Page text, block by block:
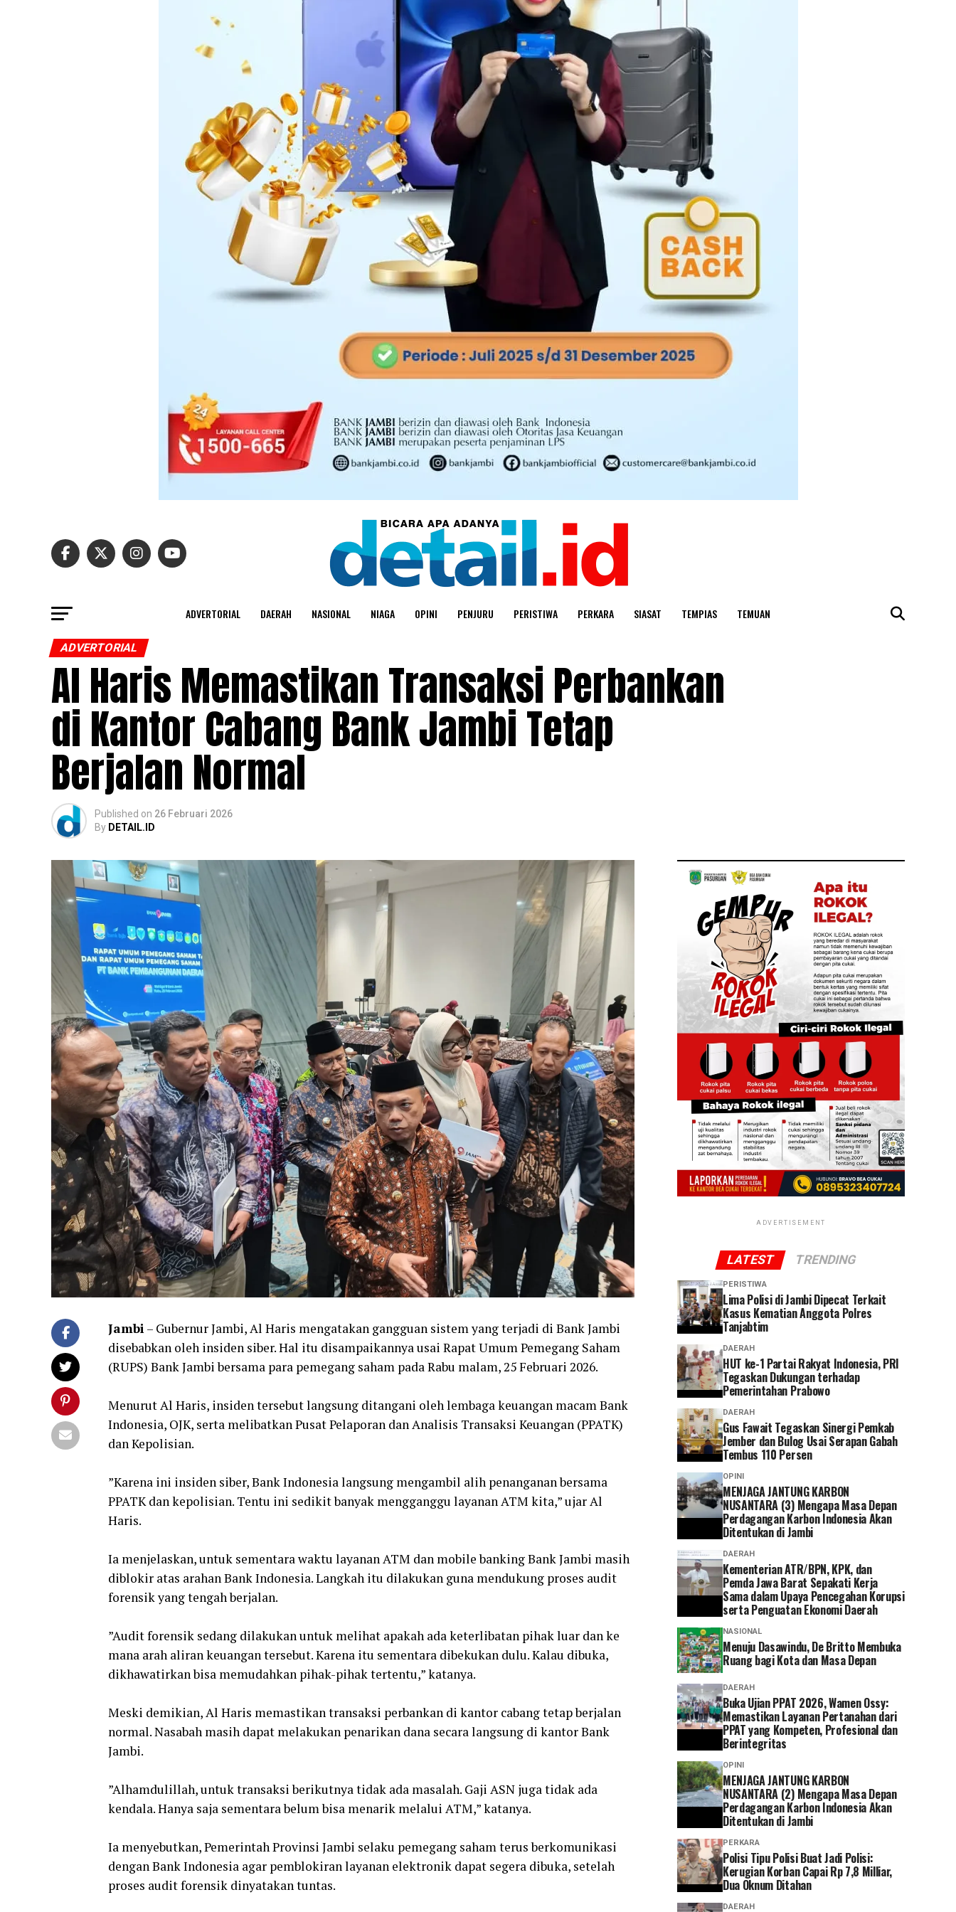
ADVERTORIAL DAERAH
Daerah
NASIONAL NIAGA OPINI PENJURU PERISTIWA PERKARA SIASAT TEMPIAS TEMUAN
ADVERTORIAL
Al Haris Memastikan Transaksi Perbankan
di Kantor Cabang Bank Jambi Tetap
Berjalan Normal
Published on 26 Februari 2026
By DETAIL.ID
Jambi– Gubernur Jambi, Al Haris mengatakan gangguan sistem yang terjadi di Bank Jambi
disebabkan oleh insiden siber. Hal itu disampaikannya usai Rapat Umum Pemegang Saham
(RUPS) Bank Jambi bersama para pemegang saham pada Rabu malam, 25 Februari 2026.
Menurut Al Haris, insiden tersebut langsung ditangani oleh lembaga keuangan macam Bank
Indonesia, OJK, serta melibatkan Pusat Pelaporan dan Analisis Transaksi Keuangan (PPATK)
dan Kepolisian.
‎”Karena ini insiden siber, Bank Indonesia langsung mengambil alih penanganan bersama
PPATK dan kepolisian. Tentu ini sedikit banyak mengganggu layanan ATM kita,” ujar Al
Haris.
‎Ia menjelaskan, untuk sementara waktu layanan ATM dan mobile banking Bank Jambi masih
diblokir atas arahan Bank Indonesia. Langkah itu dilakukan guna mendukung proses audit
forensik yang tengah berjalan.
‎”Audit forensik sedang dilakukan untuk melihat apakah ada keterlibatan pihak luar dan ke
mana arah aliran keuangan tersebut. Karena itu sementara dibekukan dulu. Kalau dibuka,
dikhawatirkan bisa memudahkan pihak-pihak tertentu,” katanya.
Meski demikian, Al Haris memastikan transaksi perbankan di kantor cabang tetap berjalan
normal. Nasabah masih dapat melakukan penarikan dana secara langsung di kantor Bank
Jambi.
‎”Alhamdulillah, untuk transaksi berikutnya tidak ada masalah. Gaji ASN juga tidak ada
kendala. Hanya saja sementara belum bisa menarik melalui ATM,” katanya.
Ia menyebutkan, Pemerintah Provinsi Jambi selaku pemegang saham terus berkomunikasi
dengan Bank Indonesia agar pemblokiran layanan elektronik dapat segera dibuka, setelah
proses audit forensik dinyatakan tuntas.
ADVERTISEMENT
LATEST TRENDING
PERISTIWA
Lima Polisi di Jambi Dipecat Terkait
Kasus Kematian Anggota Polres
Tanjabtim
DAERAH
HUT ke-1 Partai Rakyat Indonesia, PRI
Tegaskan Dukungan terhadap
Pemerintahan Prabowo
DAERAH
Gus Fawait Tegaskan Sinergi Pemkab
Jember dan Bulog Usai Serapan Gabah
Tembus 110 Persen
OPINI
MENJAGA JANTUNG KARBON
NUSANTARA (3) Mengapa Masa Depan
Perdagangan Karbon Indonesia Akan
Ditentukan di Jambi
DAERAH
Kementerian ATR/BPN, KPK, dan
Pemda Jawa Barat Sepakati Kerja
Sama dalam Upaya Pencegahan Korupsi
serta Penguatan Ekonomi Daerah
NASIONAL
Menuju Dasawindu, De Britto Membuka
Ruang bagi Kota dan Masa Depan
DAERAH
Buka Ujian PPAT 2026, Wamen Ossy:
Memastikan Layanan Pertanahan dari
PPAT yang Kompeten, Profesional dan
Berintegritas
OPINI
MENJAGA JANTUNG KARBON
NUSANTARA (2) Mengapa Masa Depan
Perdagangan Karbon Indonesia Akan
Ditentukan di Jambi
PERKARA
Polisi Tipu Polisi Buat Jadi Polisi:
Kerugian Korban Capai Rp 7,8 Milliar,
Dua Oknum Ditahan
DAERAH